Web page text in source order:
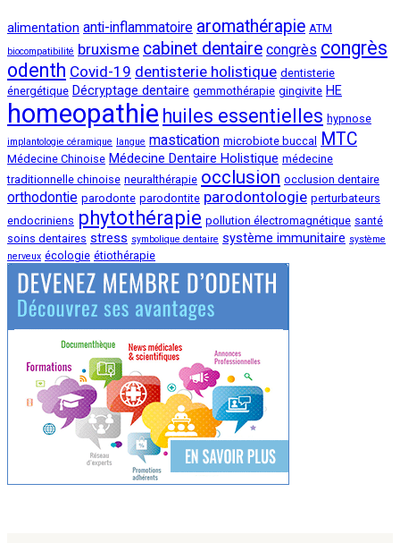
alimentation anti-inflammatoire aromathérapie ATM
biocompatibilité bruxisme cabinet dentaire congrès congrès
odenth Covid-19 dentisterie holistique dentisterie
énergétique Décryptage dentaire gemmothérapie gingivite HE
homeopathie huiles essentielles hypnose
implantologie céramique langue mastication microbiote buccal MTC
Médecine Chinoise Médecine Dentaire Holistique médecine
traditionnelle chinoise neuralthérapie occlusion occlusion dentaire
orthodontie parodonte parodontite parodontologie perturbateurs
endocriniens phytothérapie pollution électromagnétique santé
soins dentaires stress symbolique dentaire système immunitaire système
nerveux écologie étiothérapie